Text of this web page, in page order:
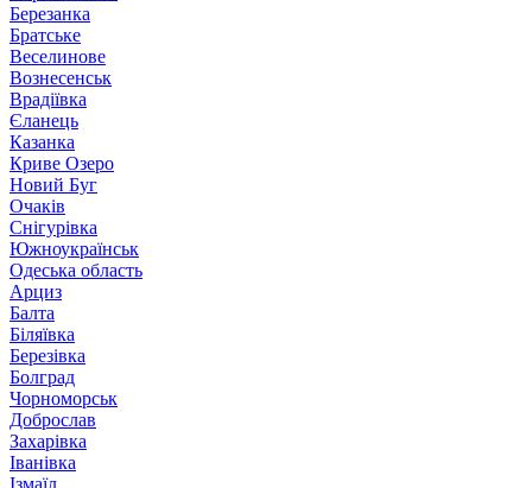
Березанка
Братське
Веселинове
Вознесенськ
Врадіївка
Єланець
Казанка
Криве Озеро
Новий Буг
Очаків
Снігурівка
Южноукраїнськ
Одеська область
Арциз
Балта
Біляївка
Березівка
Болград
Чорноморськ
Доброслав
Захарівка
Іванівка
Ізмаїл